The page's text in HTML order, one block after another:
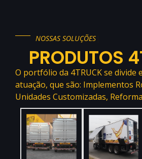
|
PRODUTOS
O portfólio da 4TRUCK se divide
atuação, que são: Implementos
Unidades Customizadas,